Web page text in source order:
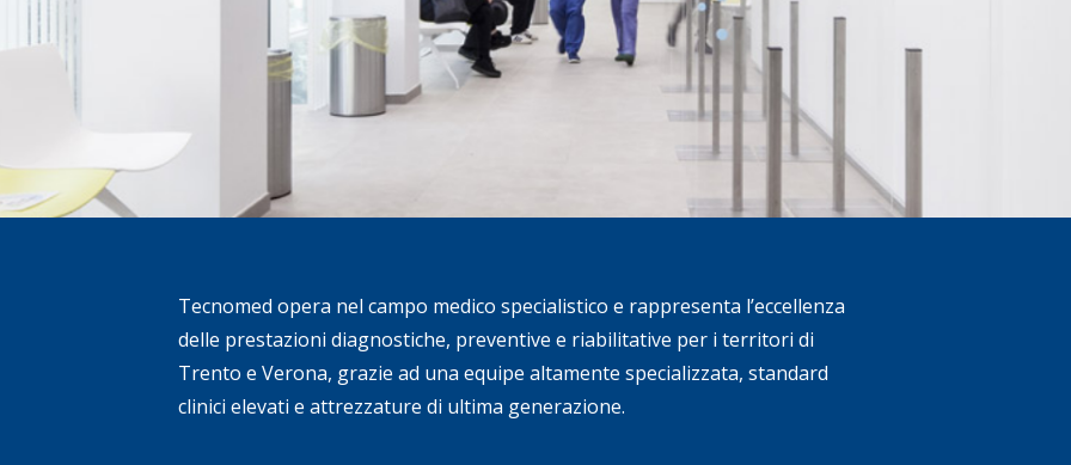
Tecnomed opera nel campo medico specialistico e rappresenta l’eccellenza
delle prestazioni diagnostiche, preventive e riabilitative per i territori di
Trento e Verona, grazie ad una equipe altamente specializzata, standard
clinici elevati e attrezzature di ultima generazione.